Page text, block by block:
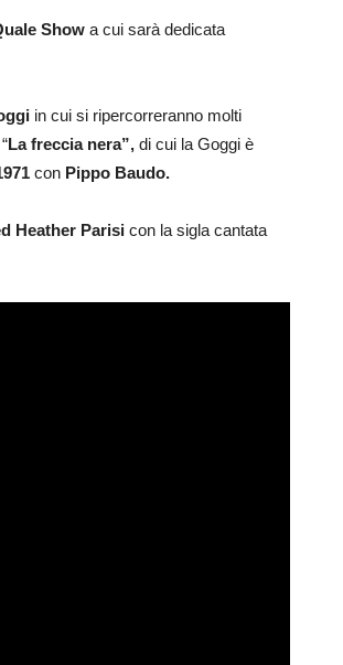
Show a cui sarà dedicata
in cui si ripercorreranno molti
La freccia nera”, di cui la Goggi è
con Pippo Baudo.
Heather Parisi con la sigla cantata